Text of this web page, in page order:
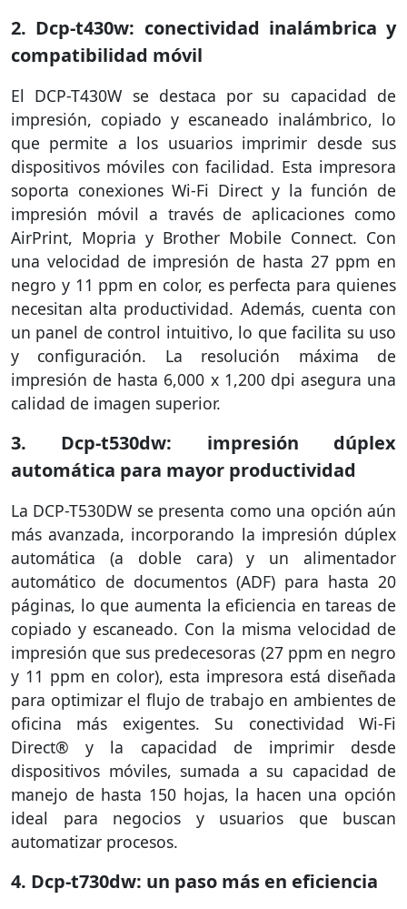
2. Dcp-t430w: conectividad inalámbrica y
compatibilidad móvil
El DCP-T430W se destaca por su capacidad de
impresión, copiado y escaneado inalámbrico, lo
que permite a los usuarios imprimir desde sus
dispositivos móviles con facilidad. Esta impresora
soporta conexiones Wi-Fi Direct y la función de
impresión móvil a través de aplicaciones como
AirPrint, Mopria y Brother Mobile Connect. Con
una velocidad de impresión de hasta 27 ppm en
negro y 11 ppm en color, es perfecta para quienes
necesitan alta productividad. Además, cuenta con
un panel de control intuitivo, lo que facilita su uso
y configuración. La resolución máxima de
impresión de hasta 6,000 x 1,200 dpi asegura una
calidad de imagen superior.
3. Dcp-t530dw: impresión dúplex
automática para mayor productividad
La DCP-T530DW se presenta como una opción aún
más avanzada, incorporando la impresión dúplex
automática (a doble cara) y un alimentador
automático de documentos (ADF) para hasta 20
páginas, lo que aumenta la eficiencia en tareas de
copiado y escaneado. Con la misma velocidad de
impresión que sus predecesoras (27 ppm en negro
y 11 ppm en color), esta impresora está diseñada
para optimizar el flujo de trabajo en ambientes de
oficina más exigentes. Su conectividad Wi-Fi
Direct® y la capacidad de imprimir desde
dispositivos móviles, sumada a su capacidad de
manejo de hasta 150 hojas, la hacen una opción
ideal para negocios y usuarios que buscan
automatizar procesos.
4. Dcp-t730dw: un paso más en eficiencia